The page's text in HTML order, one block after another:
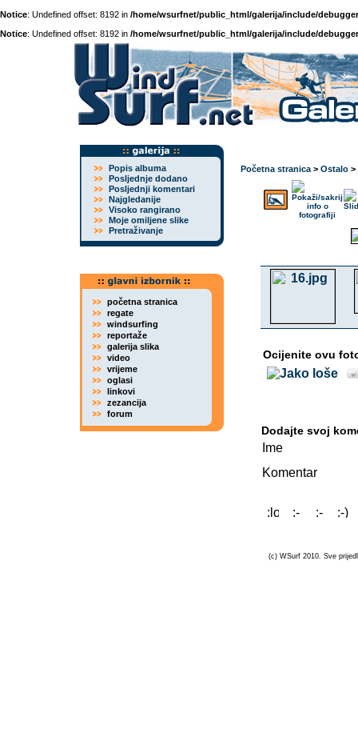
Notice: Undefined offset: 8192 in /home/wsurfnet/public_html/galerija/include/
Notice: Undefined offset: 8192 in /home/wsurfnet/public_html/galerija/include/
Popis albuma
Posljednje dodano
Posljednji komentari
Najgledanije
Visoko rangirano
Moje omiljene slike
Pretraživanje
početna stranica
regate
windsurfing
reportaže
galerija slika
video
vrijeme
oglasi
linkovi
zezancija
forum
Početna stranica > Ostalo >
Ocijenite ovu
Dodajte svoj
Ime
Komentar
(c) WSurf 2010. Sve